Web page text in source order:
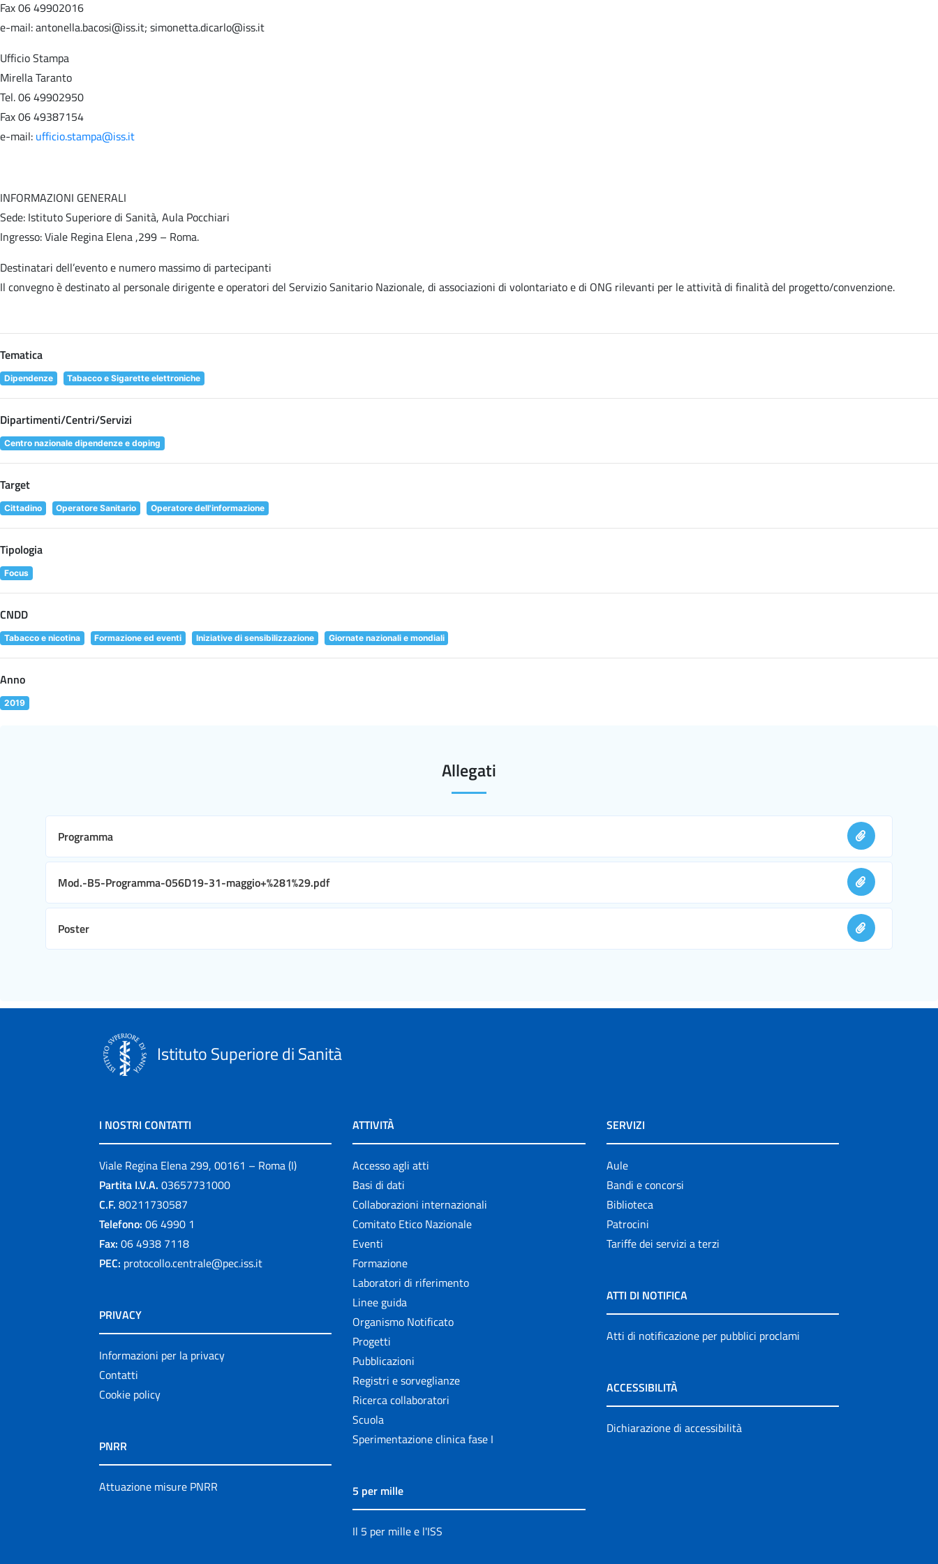
Fax 06 49902016
e-mail: antonella.bacosi@iss.it; simonetta.dicarlo@iss.it
Ufficio Stampa
Mirella Taranto
Tel. 06 49902950
Fax 06 49387154
e-mail: ufficio.stampa@iss.it
INFORMAZIONI GENERALI
Sede: Istituto Superiore di Sanità, Aula Pocchiari
Ingresso: Viale Regina Elena ,299 – Roma.
Destinatari dell’evento e numero massimo di partecipanti
Il convegno è destinato al personale dirigente e operatori del Servizio Sanitario Nazionale, di associazioni di volontariato e di ONG rilevanti per le attività di finalità del progetto/convenzione.
Tematica
Dipendenze Tabacco e Sigarette elettroniche
Dipartimenti/Centri/Servizi
Centro nazionale dipendenze e doping
Target
Cittadino Operatore Sanitario Operatore dell'informazione
Tipologia
Focus
CNDD
Tabacco e nicotina Formazione ed eventi Iniziative di sensibilizzazione Giornate nazionali e mondiali
Anno
2019
Allegati
Programma
Mod.-B5-Programma-056D19-31-maggio+%281%29.pdf
Poster
Istituto Superiore di Sanità
I NOSTRI CONTATTI
Viale Regina Elena 299, 00161 – Roma (I)
Partita I.V.A. 03657731000
C.F. 80211730587
Telefono: 06 4990 1
Fax: 06 4938 7118
PEC: protocollo.centrale@pec.iss.it
PRIVACY
Informazioni per la privacy
Contatti
Cookie policy
PNRR
Attuazione misure PNRR
ATTIVITÀ
Accesso agli atti
Basi di dati
Collaborazioni internazionali
Comitato Etico Nazionale
Eventi
Formazione
Laboratori di riferimento
Linee guida
Organismo Notificato
Progetti
Pubblicazioni
Registri e sorveglianze
Ricerca collaboratori
Scuola
Sperimentazione clinica fase I
5 per mille
Il 5 per mille e l'ISS
SERVIZI
Aule
Bandi e concorsi
Biblioteca
Patrocini
Tariffe dei servizi a terzi
ATTI DI NOTIFICA
Atti di notificazione per pubblici proclami
ACCESSIBILITÀ
Dichiarazione di accessibilità